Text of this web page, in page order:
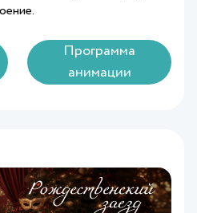
Программа
анимации